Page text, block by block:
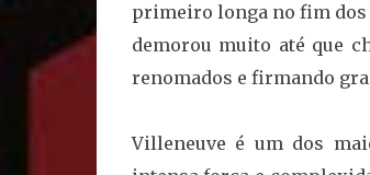
primeiro longa no fim dos
demorou muito até que
renomados e firmando
Villeneuve é um dos